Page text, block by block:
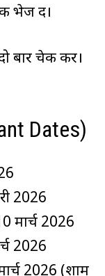
भेज दें।
बार चेक करें।
Dates)
2026
मार्च 2026
2026
2026 (शाम